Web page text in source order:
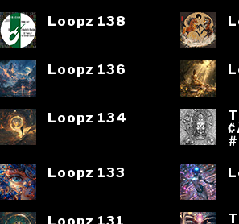
Loopz 138
Loopz 136
Loopz 134
Loopz 133
Loopz 131